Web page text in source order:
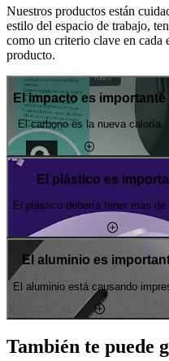
Nuestros productos están
estilo del espacio de trabajo,
como un criterio clave en cada
producto.
El impacto es importante
El carbono es la nueva caloría
El plástico es
El plástico debería tener más de
El aluminio es
El aluminio está causando
También te puede